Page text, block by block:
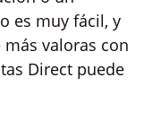
es muy fácil, y
valoras con
Direct puede